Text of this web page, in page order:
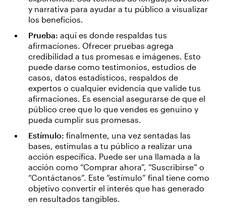
y narrativa para ayudar a tu público a visualizar
los beneficios.
Prueba: aquí es donde respaldas tus
afirmaciones. Ofrecer pruebas agrega
credibilidad a tus promesas e imágenes. Esto
puede darse como testimonios, estudios de
casos, datos estadísticos, respaldos de
expertos o cualquier evidencia que valide tus
afirmaciones. Es esencial asegurarse de que el
público cree que lo que vendes es genuino y
pueda cumplir sus promesas.
Estímulo: finalmente, una vez sentadas las
bases, estimulas a tu público a realizar una
acción específica. Puede ser una llamada a la
acción como “Comprar ahora”, “Suscribirse” o
“Contáctanos”. Este “estímulo” final tiene como
objetivo convertir el interés que has generado
en resultados tangibles.